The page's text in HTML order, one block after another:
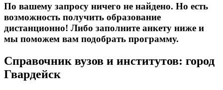
По вашему запросу ничего не найдено. Но есть
возможность получить образование
дистанционно! Либо заполните анкету ниже и
мы поможем вам подобрать программу.
Справочник вузов и институтов: город
Гвардейск